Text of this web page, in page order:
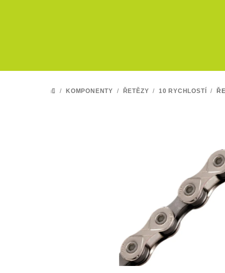
DOMŮ
/ KOMPONENTY / ŘETĚZY / 10 RYCHLOSTÍ /